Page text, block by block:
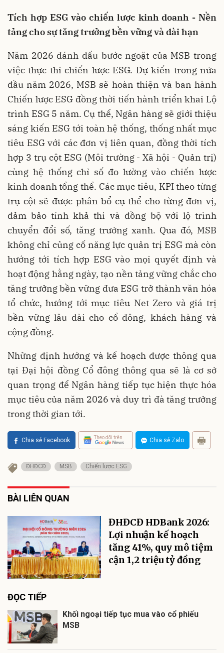
Tích hợp ESG vào chiến lược kinh doanh - Nền
tảng cho sự tăng trưởng bền vững và dài hạn
Năm 2026 đánh dấu bước ngoặt của MSB trong
việc thực thi chiến lược ESG. Dự kiến trong nửa
đầu năm 2026, MSB sẽ hoàn thiện và ban hành
Chiến lược ESG đồng thời tiến hành triển khai Lộ
trình ESG 5 năm. Cụ thể, Ngân hàng sẽ giới thiệu
sáng kiến ESG tới toàn hệ thống, thống nhất mục
tiêu ESG với các đơn vị liên quan, đồng thời tích
hợp 3 trụ cột ESG (Môi trường - Xã hội - Quản trị)
cùng hệ thống chỉ số đo lường vào chiến lược
kinh doanh tổng thể. Các mục tiêu, KPI theo từng
trụ cột sẽ được phân bổ cụ thể cho từng đơn vị,
đảm bảo tính khả thi và đồng bộ với lộ trình
chuyển đổi số, tăng trưởng xanh. Qua đó, MSB
không chỉ củng cố năng lực quản trị ESG mà còn
hướng tới tích hợp ESG vào mọi quyết định và
hoạt động hằng ngày, tạo nền tảng vững chắc cho
tăng trưởng bền vững đưa ESG trở thành văn hóa
tổ chức, hướng tới mục tiêu Net Zero và giá trị
bền vững lâu dài cho cổ đông, khách hàng và
cộng đồng.
Những định hướng và kế hoạch được thông qua
tại Đại hội đồng Cổ đông thông qua sẽ là cơ sở
quan trọng để Ngân hàng tiếp tục hiện thực hóa
mục tiêu của năm 2026 và duy trì đà tăng trưởng
trong thời gian tới.
Chia sẻ Facebook Theo dõi trên Chia sẻ Zalo
ĐHĐCĐ MSB Chiến lược ESG
BÀI LIÊN QUAN
ĐHĐCĐ HDBank 2026:
Lợi nhuận kế hoạch
tăng 41%, quy mô tiệm
cận 1,2 triệu tỷ đồng
ĐỌC TIẾP
Khối ngoại tiếp tục mua vào cổ phiếu
MSB